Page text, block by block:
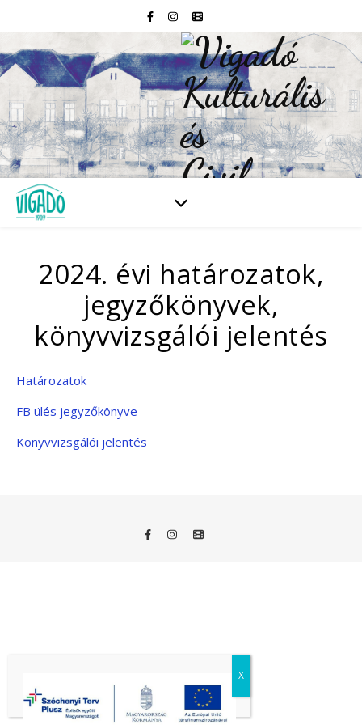
2024. évi határozatok,
jegyzőkönyvek,
könyvvizsgálói jelentés
Határozatok
FB ülés jegyzőkönyve
Könyvvizsgálói jelentés